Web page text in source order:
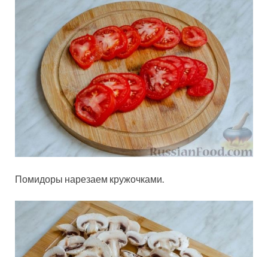
Помидоры нарезаем кружочками.